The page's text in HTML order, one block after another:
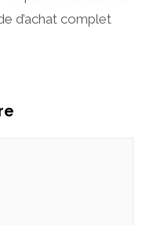
d’achat complet